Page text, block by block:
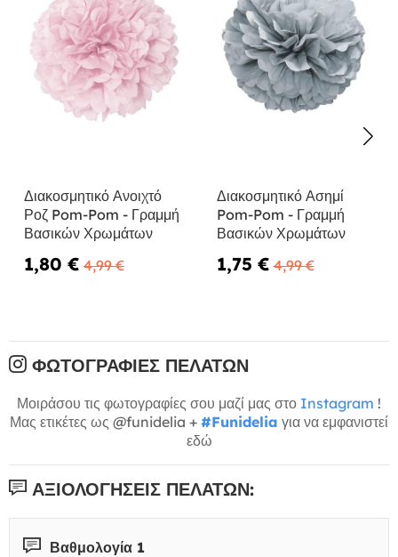
Διακοσμητικό Ανοιχτό
Ροζ Pom-Pom - Γραμμή
Βασικών Χρωμάτων
1,80 € 4,99 €
Διακοσμητικό Ασημί
Pom-Pom - Γραμμή
Βασικών Χρωμάτων
1,75 € 4,99 €
ΦΩΤΟΓΡΑΦΊΕΣ ΠΕΛΑΤΏΝ
Μοιράσου τις φωτογραφίες σου μαζί μας στο Instagram !
Μας ετικέτες ως @funidelia + #Funidelia για να εμφανιστεί
εδώ
ΑΞΙΟΛΟΓΉΣΕΙΣ ΠΕΛΑΤΏΝ:
Βαθμολογία 1